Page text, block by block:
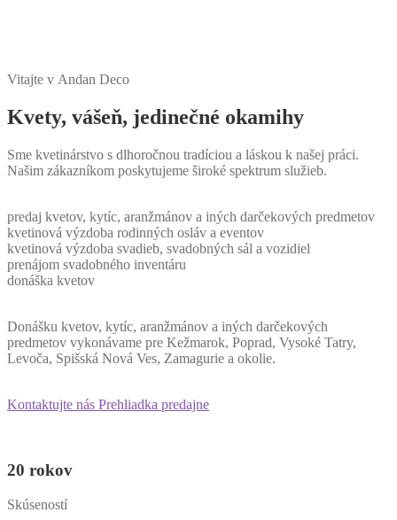
Vitajte v Andan Deco
Kvety, vášeň, jedinečné okamihy
Sme kvetinárstvo s dlhoročnou tradíciou a láskou k našej práci.
Našim zákazníkom poskytujeme široké spektrum služieb.
predaj kvetov, kytíc, aranžmánov a iných darčekových predmetov
kvetinová výzdoba rodinných osláv a eventov
kvetinová výzdoba svadieb, svadobných sál a vozidiel
prenájom svadobného inventáru
donáška kvetov
Donášku kvetov, kytíc, aranžmánov a iných darčekových
predmetov vykonávame pre Kežmarok, Poprad, Vysoké Tatry,
Levoča, Spišská Nová Ves, Zamagurie a okolie.
Kontaktujte nás Prehliadka predajne
20 rokov
Skúseností